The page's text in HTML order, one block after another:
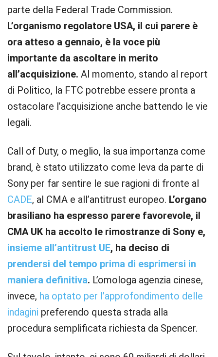
parte della Federal Trade Commission.
L’organismo regolatore USA, il cui parere è
ora atteso a gennaio, è la voce più
importante da ascoltare in merito
all’acquisizione. Al momento, stando al report
di Politico, la FTC potrebbe essere pronta a
ostacolare l’acquisizione anche battendo le vie
legali.
Call of Duty, o meglio, la sua importanza come
brand, è stato utilizzato come leva da parte di
Sony per far sentire le sue ragioni di fronte al
CADE, al CMA e all’antitrust europeo. L’organo
brasiliano ha espresso parere favorevole, il
CMA UK ha accolto le rimostranze di Sony e,
insieme all’antitrust UE, ha deciso di
prendersi del tempo prima di esprimersi in
maniera definitiva. L’omologa agenzia cinese,
invece, ha optato per l’approfondimento delle
indagini preferendo questa strada alla
procedura semplificata richiesta da Spencer.